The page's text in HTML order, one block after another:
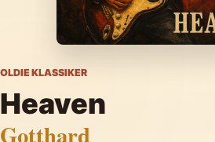
OLDIE KLASSIKER
Heaven
Gotthard